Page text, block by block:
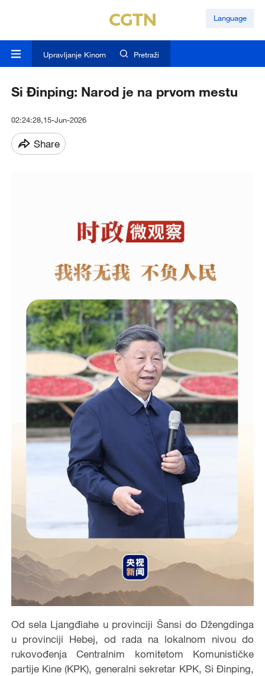
Language
Upravljanje Kinom Pretraži
Si Đinping: Narod je na prvom mestu
02:24:28,15-Jun-2026
Share
Od sela Ljangđiahe u provinciji Šansi do Džengdinga
u provinciji Hebej, od rada na lokalnom nivou do
rukovođenja Centralnim komitetom Komunističke
partije Kine (KPK), generalni sekretar KPK, Si Đinping,